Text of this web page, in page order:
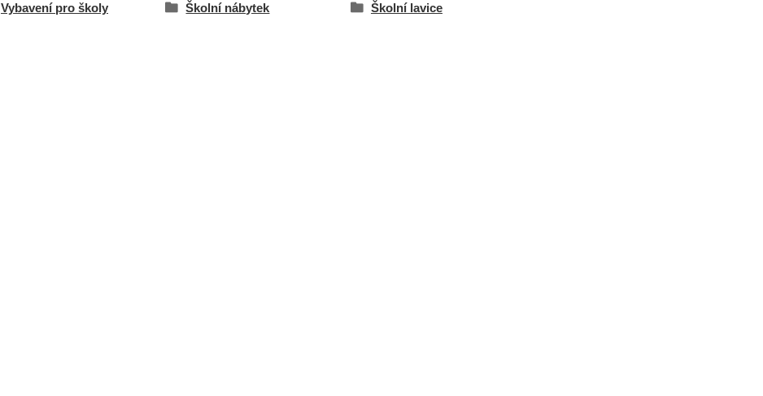
Vybavení pro školy Školní nábytek Školní lavice